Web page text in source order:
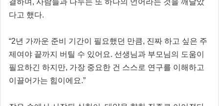
다고 했다.
“2년 가까운 준비 기간이 필요했던 만큼, 진짜 하고 싶은 주
제여야 끝까지 버틸 수 있어요. 선생님과 부모님의 도움이
필요하긴 하지만, 가장 중요한 건 스스로 연구를 이해하고
이끌어가는 힘이에요.”